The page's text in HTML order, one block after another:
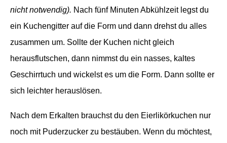
nicht notwendig). Nach fünf Minuten Abkühlzeit legst du
ein Kuchengitter auf die Form und dann drehst du alles
zusammen um. Sollte der Kuchen nicht gleich
herausflutschen, dann nimmst du ein nasses, kaltes
Geschirrtuch und wickelst es um die Form. Dann sollte er
sich leichter herauslösen.
Nach dem Erkalten brauchst du den Eierlikörkuchen nur
noch mit Puderzucker zu bestäuben. Wenn du möchtest,